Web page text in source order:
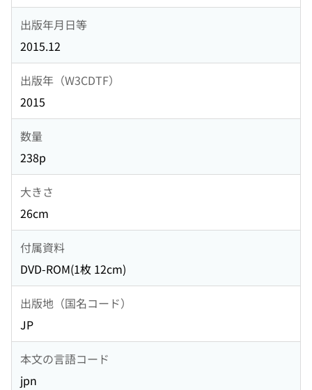
出版年月日等
2015.12
出版年（W3CDTF）
2015
数量
238p
大きさ
26cm
付属資料
DVD-ROM(1枚 12cm)
出版地（国名コード）
JP
本文の言語コード
jpn